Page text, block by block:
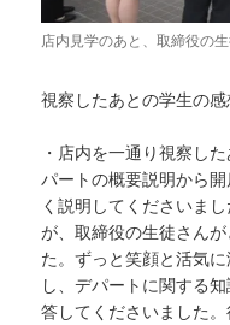
店内見学のあと、取締役の
視察したあとの学生の感
・店内を一通り視察し
パートの概要説明から
く説明してくださいま
が、取締役の生徒さん
た。ずっと笑顔と活気
し、デパートに関する
答してくださいました